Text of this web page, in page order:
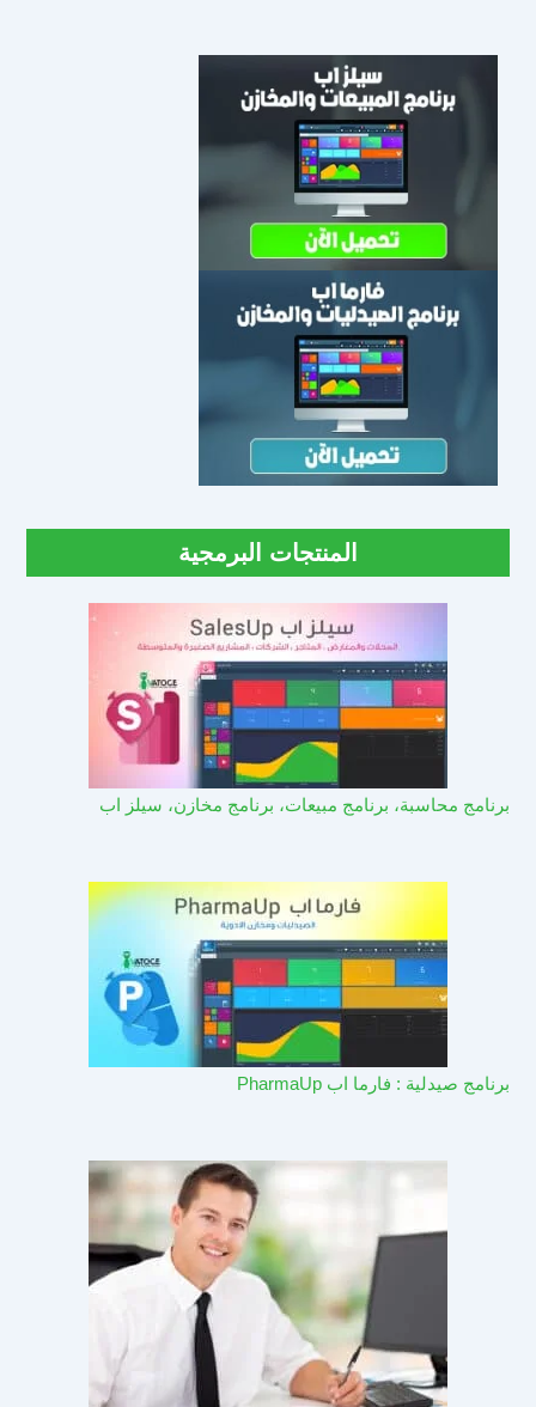
المنتجات البرمجية
برنامج محاسبة، برنامج مبيعات، برنامج مخازن، سيلز اب
برنامج صيدلية : فارما اب PharmaUp​